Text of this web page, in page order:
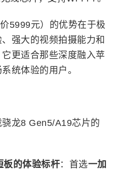
5999元）的优势在于极
强大的视频拍摄能力和
更适合那些深度融入苹
统体验的用户。
龙8 Gen5/A19芯片的
板的体验标杆：首选一加